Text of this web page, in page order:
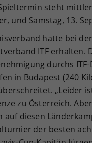
steht
und Samstag, 13.
hatte bei
ITF
durchs
in Budapest (240
„Leider
zu Österreich.
auf diesen
der besten